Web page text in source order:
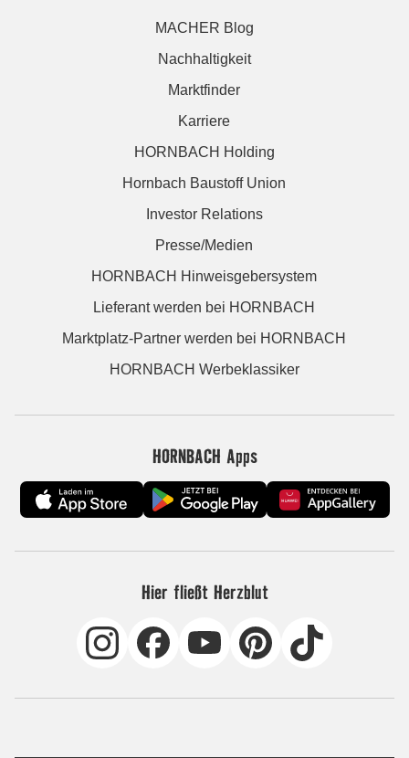
MACHER Blog
Nachhaltigkeit
Marktfinder
Karriere
HORNBACH Holding
Hornbach Baustoff Union
Investor Relations
Presse/Medien
HORNBACH Hinweisgebersystem
Lieferant werden bei HORNBACH
Marktplatz-Partner werden bei HORNBACH
HORNBACH Werbeklassiker
HORNBACH Apps
Hier fließt Herzblut